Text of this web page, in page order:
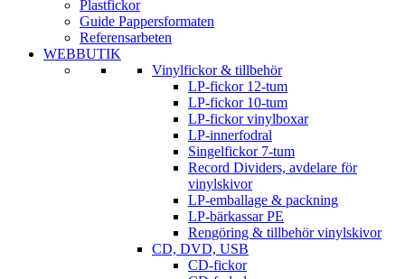
Plastfickor
Guide Pappersformaten
Referensarbeten
WEBBUTIK
Vinylfickor & tillbehör
LP-fickor 12-tum
LP-fickor 10-tum
LP-fickor vinylboxar
LP-innerfodral
Singelfickor 7-tum
Record Dividers, avdelare för
vinylskivor
LP-emballage & packning
LP-bärkassar PE
Rengöring & tillbehör vinylskivor
CD, DVD, USB
CD-fickor